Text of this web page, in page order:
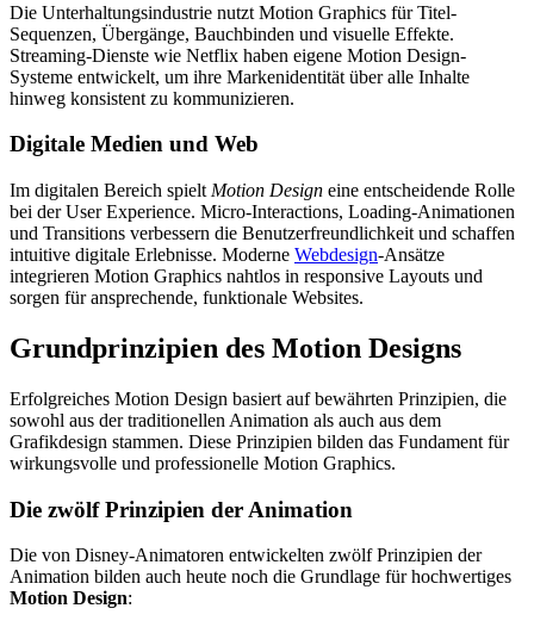
Die Unterhaltungsindustrie nutzt Motion Graphics für Titel-
Sequenzen, Übergänge, Bauchbinden und visuelle Effekte.
Streaming-Dienste wie Netflix haben eigene Motion Design-
Systeme entwickelt, um ihre Markenidentität über alle Inhalte
hinweg konsistent zu kommunizieren.
Digitale Medien und Web
Im digitalen Bereich spielt Motion Design eine entscheidende Rolle
bei der User Experience. Micro-Interactions, Loading-Animationen
und Transitions verbessern die Benutzerfreundlichkeit und schaffen
intuitive digitale Erlebnisse. Moderne Webdesign-Ansätze
integrieren Motion Graphics nahtlos in responsive Layouts und
sorgen für ansprechende, funktionale Websites.
Grundprinzipien des Motion Designs
Erfolgreiches Motion Design basiert auf bewährten Prinzipien, die
sowohl aus der traditionellen Animation als auch aus dem
Grafikdesign stammen. Diese Prinzipien bilden das Fundament für
wirkungsvolle und professionelle Motion Graphics.
Die zwölf Prinzipien der Animation
Die von Disney-Animatoren entwickelten zwölf Prinzipien der
Animation bilden auch heute noch die Grundlage für hochwertiges
Motion Design: